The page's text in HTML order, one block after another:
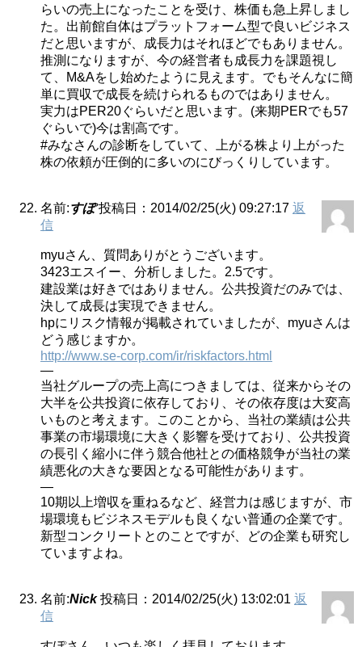
らいの売上になったことを受け、株価も急上昇しまし
た。出前館自体はプラットフォーム型で良いビジネス
だと思いますが、成長力はそれほどでもありません。
推測になりますが、今の経営者も成長力を課題視し
て、M&Aをし始めたように見えます。でもそんなに簡
単に買収で成長を続けられるものではありません。
実力はPER20ぐらいだと思います。(来期PERでも57
ぐらいで)今は割高です。
#みなさんの診断をしていて、上がる株より上がった
株の依頼が圧倒的に多いのにびっくりしています。
名前:すぽ 投稿日：2014/02/25(火) 09:27:17 返
信
myuさん、質問ありがとうございます。
3423エスイー、分析しました。2.5です。
建設業は好きではありません。公共投資だのみでは、
決して成長は実現できません。
hpにリスク情報が掲載されていましたが、myuさんは
どう感じますか。
http://www.se-corp.com/ir/riskfactors.html
—
当社グループの売上高につきましては、従来からその
大半を公共投資に依存しており、その依存度は大変高
いものと考えます。このことから、当社の業績は公共
事業の市場環境に大きく影響を受けており、公共投資
の長引く縮小に伴う競合他社との価格競争が当社の業
績悪化の大きな要因となる可能性があります。
—
10期以上増収を重ねるなど、経営力は感じますが、市
場環境もビジネスモデルも良くない普通の企業です。
新型コンクリートとのことですが、どの企業も研究し
ていますよね。
名前:Nick 投稿日：2014/02/25(火) 13:02:01 返
信